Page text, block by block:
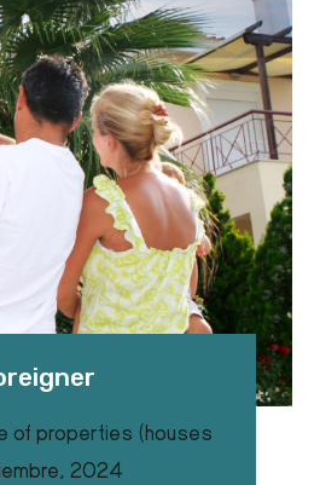
of properties (houses
2024